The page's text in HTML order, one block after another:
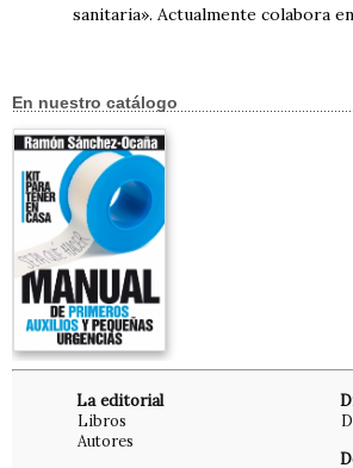
sanitaria». Actualmente colabora
En nuestro catálogo
La editorial
Libros
Autores